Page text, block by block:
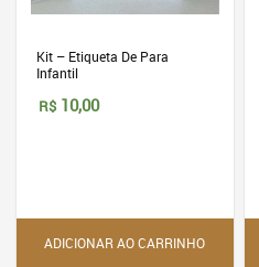
Kit – Etiqueta De Para
Infantil
R$ 10,00
ADICIONAR AO CARRINHO